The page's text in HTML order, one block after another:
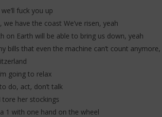
fuck you up
we have the coast We’ve risen, yeah
on Earth will be able to bring us down, yeah
bills that even the machine can’t count anymore,
going to relax
do, act, don’t talk
tore her stockings
1 with one hand on the wheel